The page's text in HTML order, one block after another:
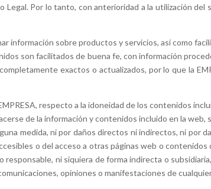
Por lo tanto, con anterioridad a la utilización del
información sobre productos y servicios, así como
son facilitados de buena fe, con información
exactos o actualizados, por lo que la
respecto a la idoneidad de los contenidos
de la información y contenidos incluido en la web,
medida, ni por daños directos ni indirectos, ni por
o del acceso a otras páginas web o
ni siquiera de forma indirecta o
opiniones o manifestaciones de